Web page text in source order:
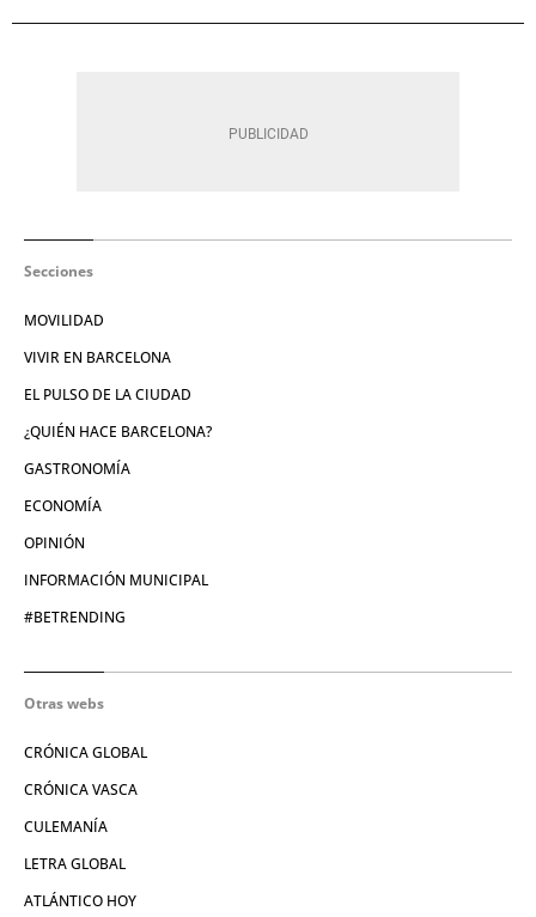
Secciones
MOVILIDAD
VIVIR EN BARCELONA
EL PULSO DE LA CIUDAD
¿QUIÉN HACE BARCELONA?
GASTRONOMÍA
ECONOMÍA
OPINIÓN
INFORMACIÓN MUNICIPAL
#BETRENDING
Otras webs
CRÓNICA GLOBAL
CRÓNICA VASCA
CULEMANÍA
LETRA GLOBAL
ATLÁNTICO HOY